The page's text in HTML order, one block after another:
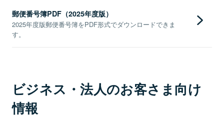
郵便番号簿PDF（2025年度版）
2025年度版郵便番号簿をPDF形式でダウンロードできま
す。
ビジネス・法人のお客さま向け
情報